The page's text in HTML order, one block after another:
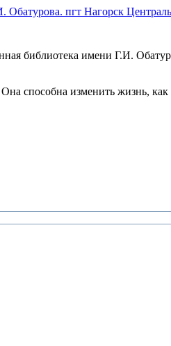
библиотека имени Г.И.
способна изменить жизнь,